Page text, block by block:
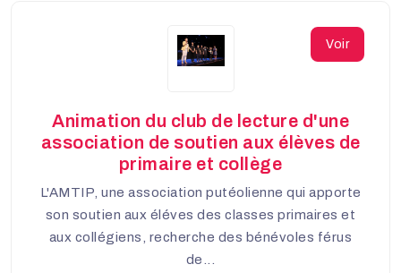
Voir
Animation du club de lecture d'une
association de soutien aux élèves de
primaire et collège
L'AMTIP, une association putéolienne qui apporte
son soutien aux éléves des classes primaires et
aux collégiens, recherche des bénévoles férus
de...